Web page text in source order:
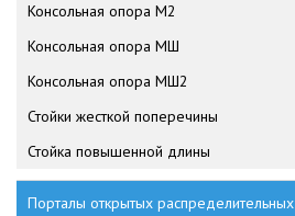
Консольная опора М2
Консольная опора МШ
Консольная опора МШ2
Стойки жесткой поперечины
Стойка повышенной длины
Порталы открытых распределительных